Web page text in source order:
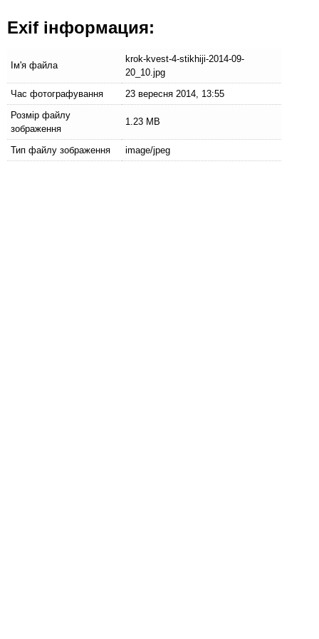
Exif інформация:
Ім'я файла
krok-kvest-4-stikhiji-2014-09-
20_10.jpg
Час фотографування
23 вересня 2014, 13:55
Розмір файлу
зображення
1.23 MB
Тип файлу зображення image/jpeg